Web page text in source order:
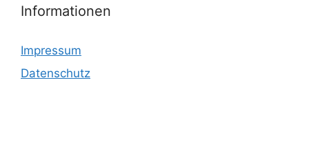
Informationen
Impressum
Datenschutz